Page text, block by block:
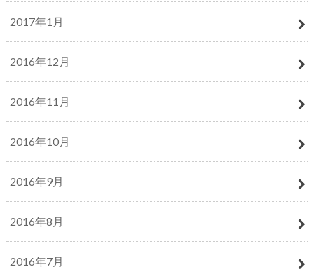
2017年1月
2016年12月
2016年11月
2016年10月
2016年9月
2016年8月
2016年7月